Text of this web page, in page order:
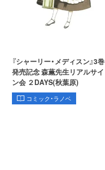
『シャーリー・メディスン』3巻
発売記念 森薫先生リアルサイ
ン会 ２DAYS(秋葉原)
コミック・ラノベ